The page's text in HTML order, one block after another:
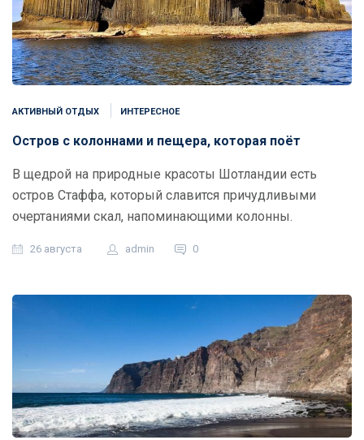
АКТИВНЫЙ ОТДЫХ ИНТЕРЕСНОЕ
Остров с колоннами и пещера, которая поёт
В щедрой на природные красоты Шотландии есть
остров Стаффа, который славится причудливыми
очертаниями скал, напоминающими колонны.
26 августа admin 0